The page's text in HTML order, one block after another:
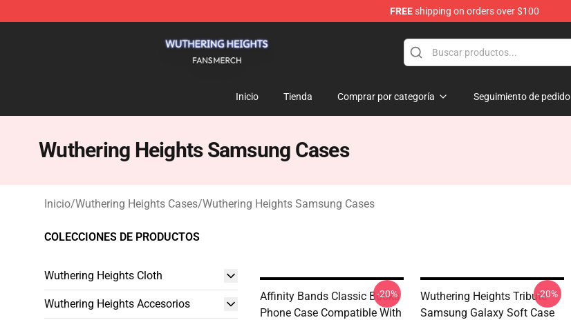
FREEshipping on orders over $100
Inicio Tienda Comprar por categoría Seguimiento de pedido
Wuthering Heights Samsung Cases
Inicio/Wuthering Heights Cases/Wuthering Heights Samsung Cases
COLECCIONES DE PRODUCTOS
Wuthering Heights Cloth
Wuthering Heights Accesorios
Affinity Bands Classic Books
Phone Case Compatible With
-20%
Wuthering Heights Tribute
Samsung Galaxy Soft Case
-20%